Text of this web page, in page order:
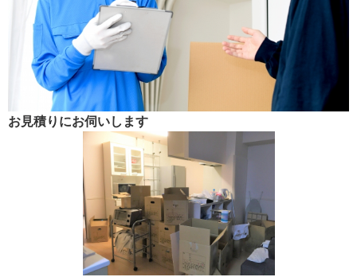
お見積りにお伺いします